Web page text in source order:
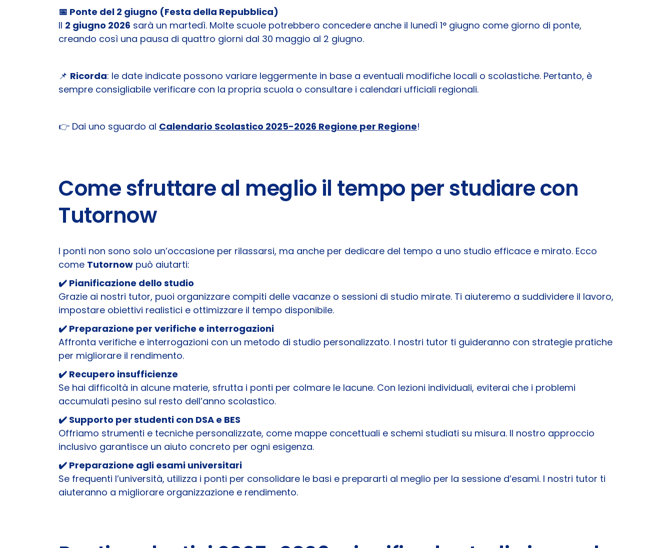
📅 Ponte del 2 giugno (Festa della Repubblica)
Il 2 giugno 2026 sarà un martedì. Molte scuole potrebbero concedere anche il lunedì 1° giugno come giorno di ponte,
creando così una pausa di quattro giorni dal 30 maggio al 2 giugno.
📌 Ricorda: le date indicate possono variare leggermente in base a eventuali modifiche locali o scolastiche. Pertanto, è
sempre consigliabile verificare con la propria scuola o consultare i calendari ufficiali regionali.
👉 Dai uno sguardo al Calendario Scolastico 2025-2026 Regione per Regione!
Come sfruttare al meglio il tempo per studiare con
Tutornow
I ponti non sono solo un’occasione per rilassarsi, ma anche per dedicare del tempo a uno studio efficace e mirato. Ecco
come Tutornow può aiutarti:
✔️ Pianificazione dello studio
Grazie ai nostri tutor, puoi organizzare compiti delle vacanze o sessioni di studio mirate. Ti aiuteremo a suddividere il lavoro,
impostare obiettivi realistici e ottimizzare il tempo disponibile.
✔️ Preparazione per verifiche e interrogazioni
Affronta verifiche e interrogazioni con un metodo di studio personalizzato. I nostri tutor ti guideranno con strategie pratiche
per migliorare il rendimento.
✔️ Recupero insufficienze
Se hai difficoltà in alcune materie, sfrutta i ponti per colmare le lacune. Con lezioni individuali, eviterai che i problemi
accumulati pesino sul resto dell’anno scolastico.
✔️ Supporto per studenti con DSA e BES
Offriamo strumenti e tecniche personalizzate, come mappe concettuali e schemi studiati su misura. Il nostro approccio
inclusivo garantisce un aiuto concreto per ogni esigenza.
✔️ Preparazione agli esami universitari
Se frequenti l’università, utilizza i ponti per consolidare le basi e prepararti al meglio per la sessione d’esami. I nostri tutor ti
aiuteranno a migliorare organizzazione e rendimento.